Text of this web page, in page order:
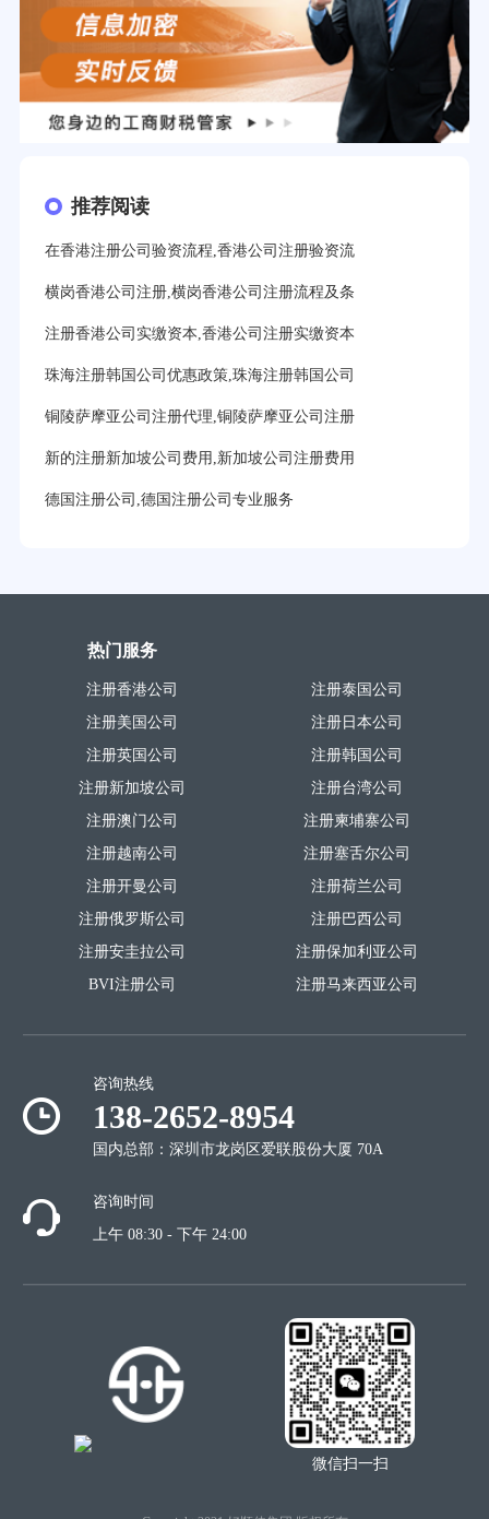
推荐阅读
在香港注册公司验资流程,香港公司注册验资流
横岗香港公司注册,横岗香港公司注册流程及条
注册香港公司实缴资本,香港公司注册实缴资本
珠海注册韩国公司优惠政策,珠海注册韩国公司
铜陵萨摩亚公司注册代理,铜陵萨摩亚公司注册
新的注册新加坡公司费用,新加坡公司注册费用
德国注册公司,德国注册公司专业服务
热门服务
注册香港公司
注册美国公司
注册英国公司
注册新加坡公司
注册澳门公司
注册泰国公司
注册日本公司
注册韩国公司
注册台湾公司
注册柬埔寨公司
注册越南公司
注册开曼公司
注册俄罗斯公司
注册安圭拉公司
BVI注册公司
注册塞舌尔公司
注册荷兰公司
注册巴西公司
注册保加利亚公司
注册马来西亚公司
咨询热线
138-2652-8954
国内总部：深圳市龙岗区爱联股份大厦 70A
咨询时间
上午 08:30 - 下午 24:00
微信扫一扫